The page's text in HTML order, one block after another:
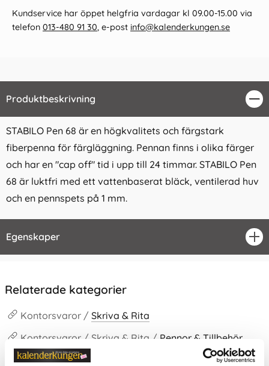
Kundservice har öppet helgfria vardagar kl 09.00-15.00 via
telefon 013-480 91 30, e-post info@kalenderkungen.se
Produktbeskrivning
STABILO Pen 68 är en högkvalitets och färgstark
fiberpenna för färgläggning. Pennan finns i olika färger
och har en "cap off" tid i upp till 24 timmar. STABILO Pen
68 är luktfri med ett vattenbaserat bläck, ventilerad huv
och en pennspets på 1 mm.
Egenskaper
Relaterade kategorier
Kontorsvaror / Skriva & Rita
Kontorsvaror / Skriva & Rita / Pennor & Tillbehör
Kontorsvaror